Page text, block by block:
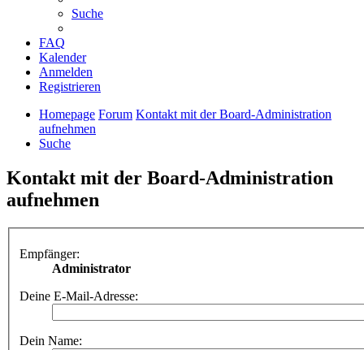
Suche
FAQ
Kalender
Anmelden
Registrieren
Homepage Forum Kontakt mit der Board-Administration
aufnehmen
Suche
Kontakt mit der Board-Administration
aufnehmen
Empfänger:
Administrator
Deine E-Mail-Adresse:
Dein Name: